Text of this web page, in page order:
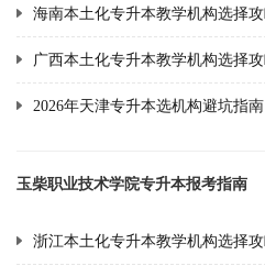
玉柴职业技术学院专升本报考指南